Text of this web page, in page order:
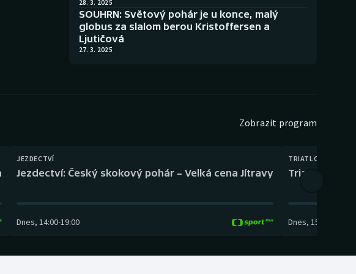
28. 3. 2025
SOUHRN: Světový pohár je u konce, malý
globus za slalom berou Kristoffersen a
Ljutičová
27. 3. 2025
Zobrazit program
JEZDECTVÍ
Jezdectví: Český skokový pohár – Velká cena Jítravy
Dnes, 14:00-19:00
TRIATLON
Triatlon:
Dnes, 15:00